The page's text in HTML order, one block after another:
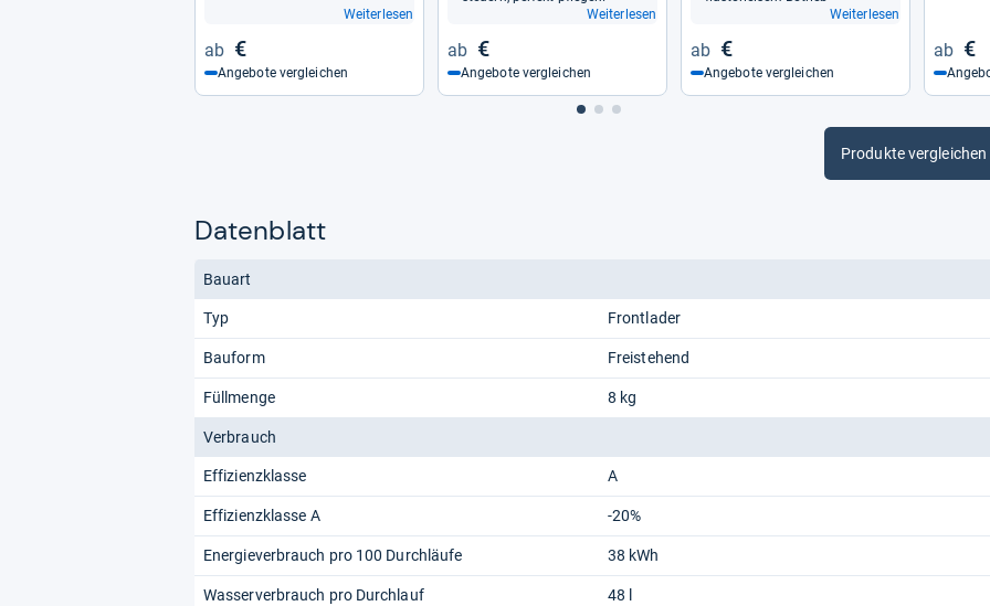
Weiterlesen
€
Angebote vergleichen
Weiterlesen
€
Angebote vergleichen
Weiterlesen
€
Angebote vergleichen
€
Produkte vergleichen
Datenblatt
Bauart
Typ Frontlader
Bauform Freistehend
Füllmenge 8 kg
Verbrauch
Effizienzklasse A
Effizienzklasse A -20%
Energieverbrauch pro 100 Durchläufe 38 kWh
Wasserverbrauch pro Durchlauf 48 l